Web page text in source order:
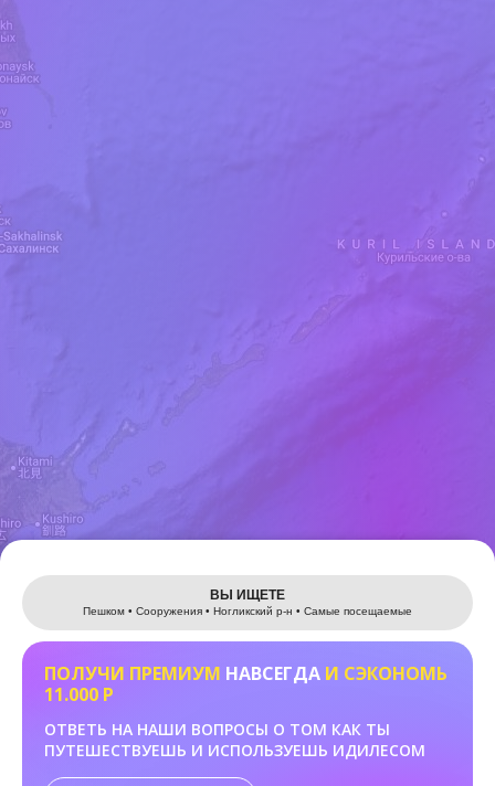
Leaflet
ВЫ ИЩЕТЕ
Пешком • Сооружения • Ногликский р-н • Самые посещаемые
ПОЛУЧИ ПРЕМИУМ НАВСЕГДА И СЭКОНОМЬ
11.000 Р
ОТВЕТЬ НА НАШИ ВОПРОСЫ О ТОМ КАК ТЫ
ПУТЕШЕСТВУЕШЬ И ИСПОЛЬЗУЕШЬ ИДИЛЕСОМ